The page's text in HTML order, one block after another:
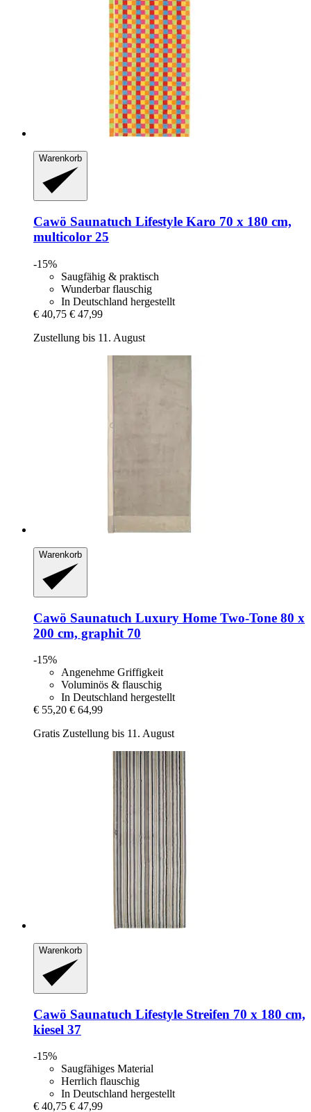
Warenkorb
Cawö Saunatuch Lifestyle Karo 70 x 180 cm,
multicolor 25
-15%
Saugfähig & praktisch
Wunderbar flauschig
In Deutschland hergestellt
€ 40,75 € 47,99
Zustellung bis 11. August
Warenkorb
Cawö Saunatuch Luxury Home Two-​Tone 80 x
200 cm, graphit 70
-15%
Angenehme Griffigkeit
Voluminös & flauschig
In Deutschland hergestellt
€ 55,20 € 64,99
Gratis Zustellung bis 11. August
Warenkorb
Cawö Saunatuch Lifestyle Streifen 70 x 180 cm,
kiesel 37
-15%
Saugfähiges Material
Herrlich flauschig
In Deutschland hergestellt
€ 40,75 € 47,99